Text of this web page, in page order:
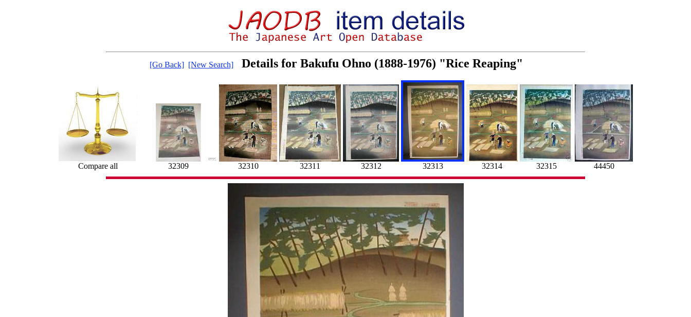
[Go Back] [New Search] Details for Bakufu Ohno (1888-1976) "Rice Reaping"
Compare all 32309 32310 32311 32312 32313 32314 32315 44450